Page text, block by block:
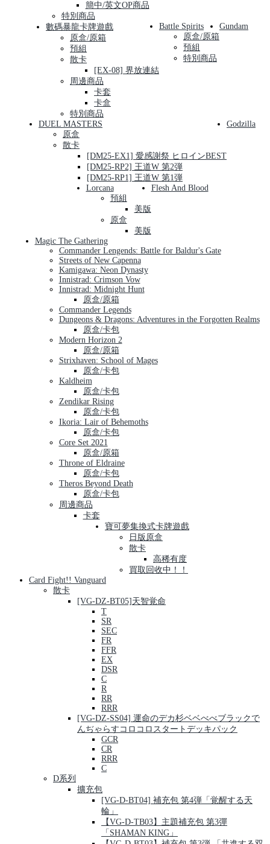
簡中/英文OP商品
特別商品
數碼暴龍卡牌遊戲
原盒/原箱
預組
散卡
[EX-08] 界放連結
周邊商品
卡套
卡盒
特別商品
Battle Spirits
原盒/原箱
預組
特別商品
Gundam
DUEL MASTERS
原盒
散卡
[DM25-EX1] 愛感謝祭 ヒロインBEST
[DM25-RP2] 王道W 第2弾
[DM25-RP1] 王道W 第1弾
Godzilla
Lorcana
預組
美版
原盒
美版
Flesh And Blood
Magic The Gathering
Commander Lengends: Battle for Baldur's Gate
Streets of New Capenna
Kamigawa: Neon Dynasty
Innistrad: Crimson Vow
Innistrad: Midnight Hunt
原盒/原箱
Commander Legends
Dungeons & Dragons: Adventures in the Forgotten Realms
原盒/卡包
Modern Horizon 2
原盒/原箱
Strixhaven: School of Mages
原盒/卡包
Kaldheim
原盒/卡包
Zendikar Rising
原盒/卡包
Ikoria: Lair of Behemoths
原盒/卡包
Core Set 2021
原盒/原箱
Throne of Eldraine
原盒/卡包
Theros Beyond Death
原盒/卡包
周邊商品
卡套
寶可夢集換式卡牌遊戲
日版原盒
散卡
高稀有度
買取回收中！！
Card Fight!! Vanguard
散卡
[VG-DZ-BT05]天智覚命
T
SR
SEC
FR
FFR
EX
DSR
C
R
RR
RRR
[VG-DZ-SS04] 運命のデカ杉ベベべべブラックで
んぢゃらすコロコロスタートデッキパック
GCR
CR
RRR
C
D系列
擴充包
[VG-D-BT04] 補充包 第4弾「覚醒する天
輪」
【VG-D-TB03】主題補充包 第3彈
「SHAMAN KING」